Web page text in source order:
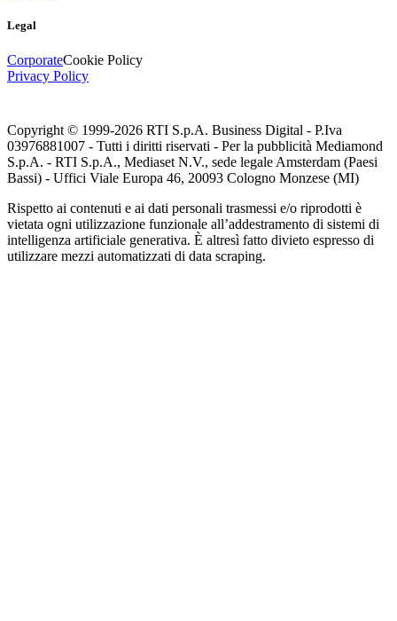
Legal
CorporateCookie Policy
Privacy Policy
Copyright © 1999-2026 RTI S.p.A. Business Digital - P.Iva
03976881007 - Tutti i diritti riservati - Per la pubblicità Mediamond
S.p.A. - RTI S.p.A., Mediaset N.V., sede legale Amsterdam (Paesi
Bassi) - Uffici Viale Europa 46, 20093 Cologno Monzese (MI)
Rispetto ai contenuti e ai dati personali trasmessi e/o riprodotti è
vietata ogni utilizzazione funzionale all’addestramento di sistemi di
intelligenza artificiale generativa. È altresì fatto divieto espresso di
utilizzare mezzi automatizzati di data scraping.